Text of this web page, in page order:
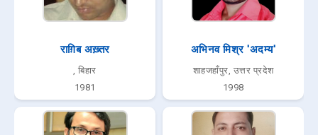
राग़िब अख़्तर
, बिहार
1981
अभिनव मिश्र 'अदम्य'
शाहजहाँपुर, उत्तर प्रदेश
1998